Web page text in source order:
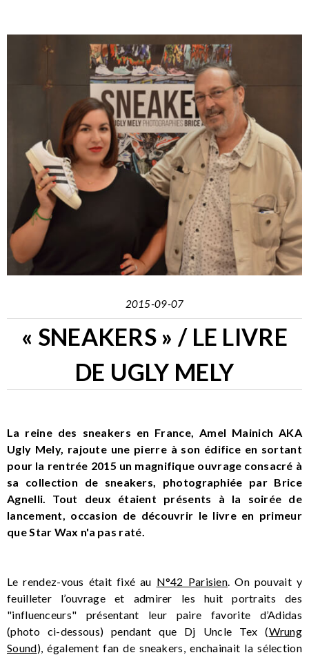
2015-09-07
« SNEAKERS » / LE LIVRE
DE UGLY MELY
La reine des sneakers en France, Amel Mainich AKA
Ugly Mely, rajoute une pierre à son édifice en sortant
pour la rentrée 2015 un magnifique ouvrage consacré à
sa collection de sneakers, photographiée par Brice
Agnelli. Tout deux étaient présents à la soirée de
lancement, occasion de découvrir le livre en primeur
que Star Wax n'a pas raté.
Le rendez-vous était fixé au N°42 Parisien . On pouvait y
feuilleter l’ouvrage et admirer les huit portraits des
"influenceurs" présentant leur paire favorite d’Adidas
(photo ci-dessous) pendant que Dj Uncle Tex (Wrung
Sound), également fan de sneakers, enchainait la sélection